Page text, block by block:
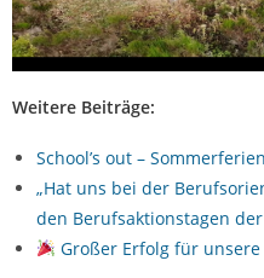
Weitere Beiträge:
School’s out –
„Hat uns bei der
den Berufsaktionstagen
Großer Erfolg für unsere